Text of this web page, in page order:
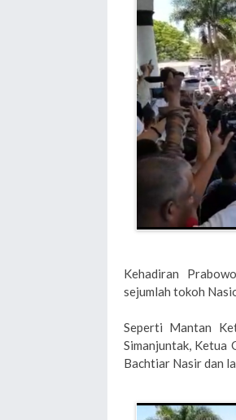
Kehadiran
sejumlah tokoh
Seperti Mantan
Simanjuntak, Ketua
Bachtiar Nasir dan